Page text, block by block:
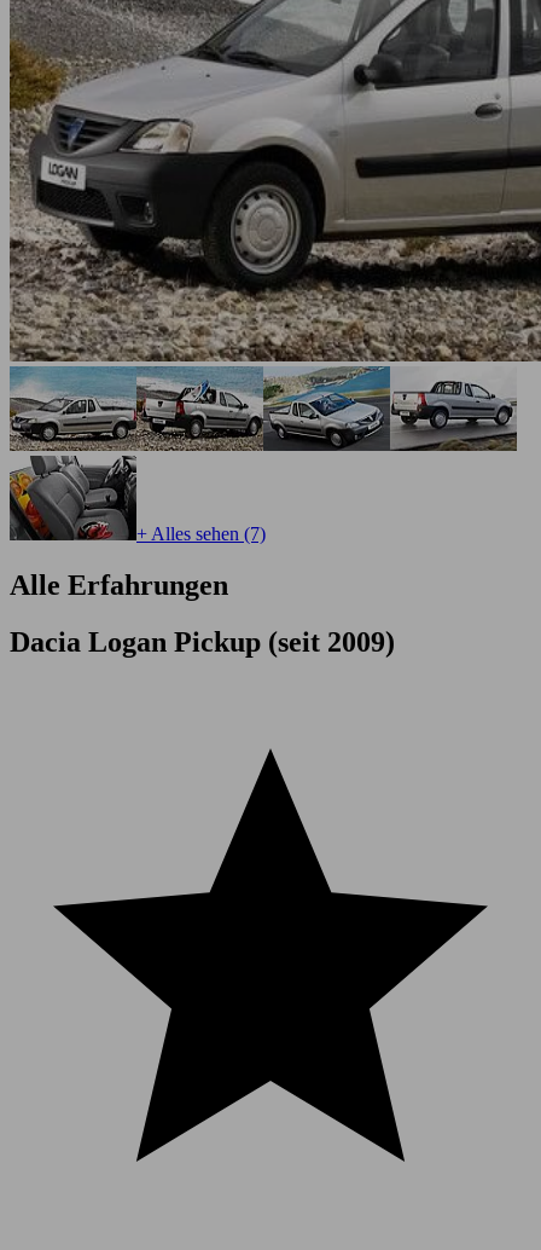
+ Alles sehen (7)
Alle Erfahrungen
Dacia Logan Pickup (seit 2009)